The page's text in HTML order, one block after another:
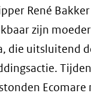
René
zijn
die uitsluitend